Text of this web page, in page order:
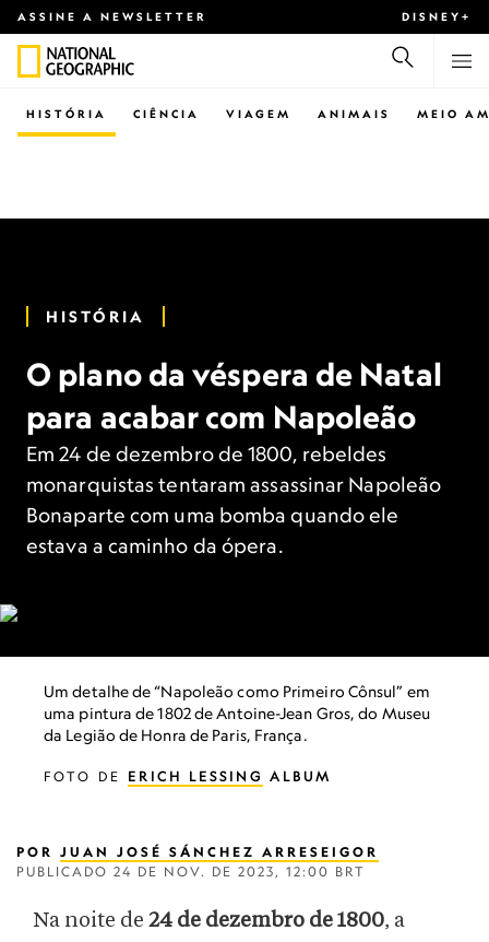
ASSINE A NEWSLETTER DISNEY+
CIÊNCIA VIAGEM ANIMAIS
HISTÓRIA MEIO
HISTÓRIA
O plano da véspera de Natal
para acabar com Napoleão
Em 24 de dezembro de 1800, rebeldes
monarquistas tentaram assassinar Napoleão
Bonaparte com uma bomba quando ele
estava a caminho da ópera.
Um detalhe de “Napoleão como Primeiro Cônsul” em
uma pintura de 1802 de Antoine-Jean Gros, do Museu
da Legião de Honra de Paris, França.
FOTO DE ERICH LESSING ALBUM
POR JUAN JOSÉ SÁNCHEZ ARRESEIGOR
PUBLICADO 24 DE NOV. DE 2023, 12:00 BRT
Na noite de 24 de dezembro de 1800, a